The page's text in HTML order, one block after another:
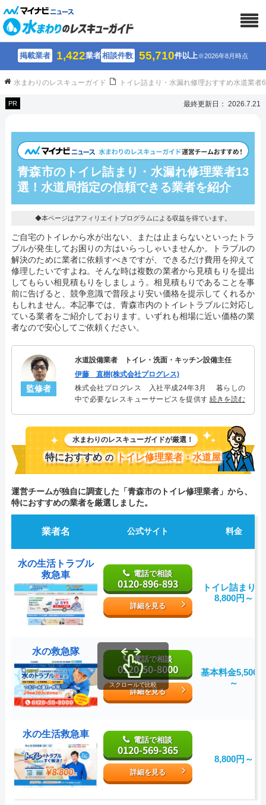
掲載業者 1,422業者相談件数 55,710件以上※2026年8月時点
水まわりのレスキューガイド トイレ詰まり・水漏れ修理おすすめ水道業
PR 最終更新日： 2026.7.21
青森市のトイレ詰まり・水漏れ修理業者13
選！水道局指定の信頼できる業者を紹介
◆本ページはアフィリエイトプログラムによる収益を得ています。
ご自宅のトイレから水が出ない、または止まらないといったトラ
ブルが発生してお困りの方はいらっしゃいませんか。トラブルの
解決のために業者に依頼すべきですが、できるだけ費用を抑えて
修理したいですよね。そんな時は複数の業者から見積もりを提出
してもらい相見積もりをしましょう。相見積もりであることを事
前に告げると、競争意識で普段より安い価格を提示してくれるか
もしれません。本記事では、青森市内のトイレトラブルに対応し
ている業者をご紹介しております。いずれも相場に近い価格の業
者なので安心してご依頼ください。
監修者
水道設備業者 トイレ・洗面・キッチン設備主任
伊藤 直樹(株式会社プログレス)
株式会社プログレス 入社平成24年3月 暮らしの
中で必要なレスキューサービスを提供する株式会社
トイレ・洗面・キッチン関連のトラブルを解決。多
くのお客様に信頼される「トイレ・洗面・キッチ
ン」のスペシャリスト。
続きを読む
水まわりのレスキューガイドが厳選！
特におすすめ の トイレ修理業者・水道屋
運営チームが独自に調査した「青森市のトイレ修理業者」から、
特におすすめの業者を厳選しました。
業者名 公式サイト 料金
水の生活トラブル
救急車
電話で相談
0120-896-893
詳細を見る
トイレ詰まり：
8,800円～
水の救急隊
電話で相談
0120-50-8000
詳細を見る
基本料金5,500
～
水の生活救急車
電話で相談
0120-569-365
詳細を見る
8,800円～
スクロールで比較